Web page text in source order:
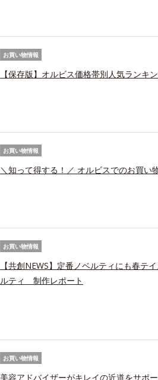
お買い物情報
【保存版】オルビス価格帯別人気ランキ
お買い物情報
＼知って得する！／ オルビスでのお買い
お買い物情報
【共創NEWS】定番ノベルティにも春テ
ルティ 制作レポート
お買い物情報
美容アドバイザーがキレイの近道をサポ